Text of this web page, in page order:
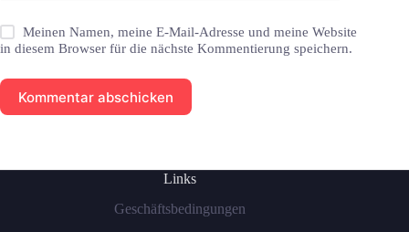
Meinen Namen, meine E-Mail-Adresse und meine Website
in diesem Browser für die nächste Kommentierung speichern.
Kommentar abschicken
Links
Geschäftsbedingungen